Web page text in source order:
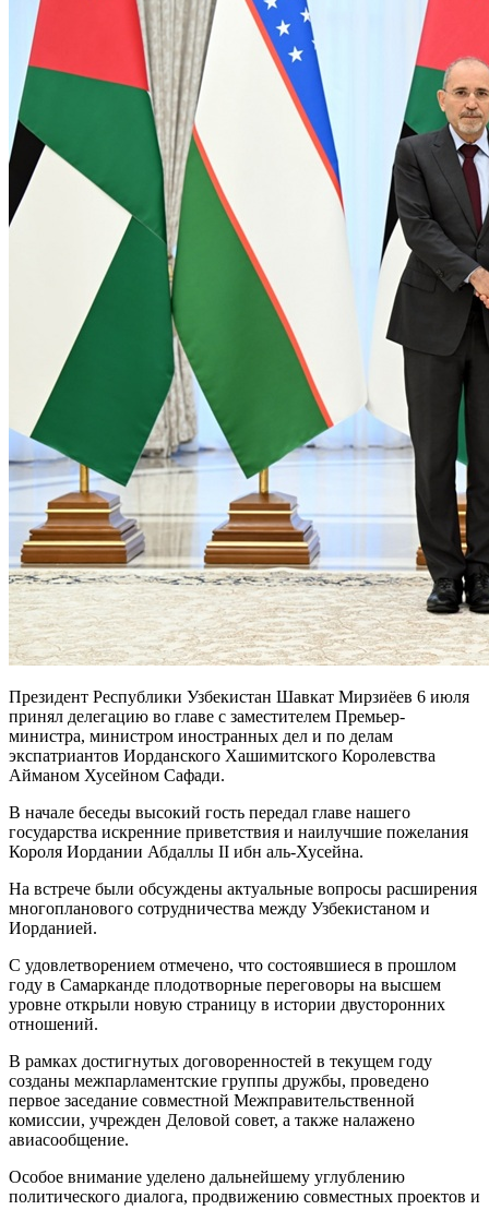
Президент Республики Узбекистан Шавкат Мирзиёев 6 июля
принял делегацию во главе с заместителем Премьер-
министра, министром иностранных дел и по делам
экспатриантов Иорданского Хашимитского Королевства
Айманом Хусейном Сафади.
В начале беседы высокий гость передал главе нашего
государства искренние приветствия и наилучшие пожелания
Короля Иордании Абдаллы II ибн аль-Хусейна.
На встрече были обсуждены актуальные вопросы расширения
многопланового сотрудничества между Узбекистаном и
Иорданией.
С удовлетворением отмечено, что состоявшиеся в прошлом
году в Самарканде плодотворные переговоры на высшем
уровне открыли новую страницу в истории двусторонних
отношений.
В рамках достигнутых договоренностей в текущем году
созданы межпарламентские группы дружбы, проведено
первое заседание совместной Межправительственной
комиссии, учрежден Деловой совет, а также налажено
авиасообщение.
Особое внимание уделено дальнейшему углублению
политического диалога, продвижению совместных проектов и